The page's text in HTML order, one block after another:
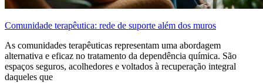
Comunidade terapêutica: rede de suporte além dos muros
As comunidades terapêuticas representam uma abordagem
alternativa e eficaz no tratamento da dependência química. São
espaços seguros, acolhedores e voltados à recuperação integral
daqueles que